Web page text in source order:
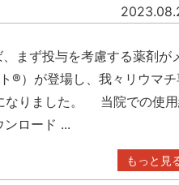
まず投与を考慮する薬剤が
®）が登場し、我々リウマ
なりました。 当院での使
ロード ...
もっと見